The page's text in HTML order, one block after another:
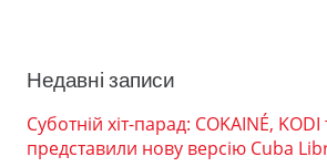
Недавні записи
Суботній хіт-парад: COKAINÉ, KODI
представили нову версію Cuba